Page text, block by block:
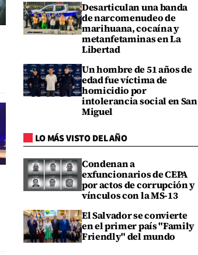
Desarticulan una banda
de narcomenudeo de
marihuana, cocaína y
metanfetaminas en La
Libertad
Un hombre de 51 años de
edad fue víctima de
homicidio por
intolerancia social en San
Miguel
LO MÁS VISTO DEL AÑO
Condenan a
exfuncionarios de CEPA
por actos de corrupción y
vínculos con la MS-13
El Salvador se convierte
en el primer país "Family
Friendly" del mundo